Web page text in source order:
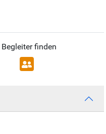
Begleiter finden